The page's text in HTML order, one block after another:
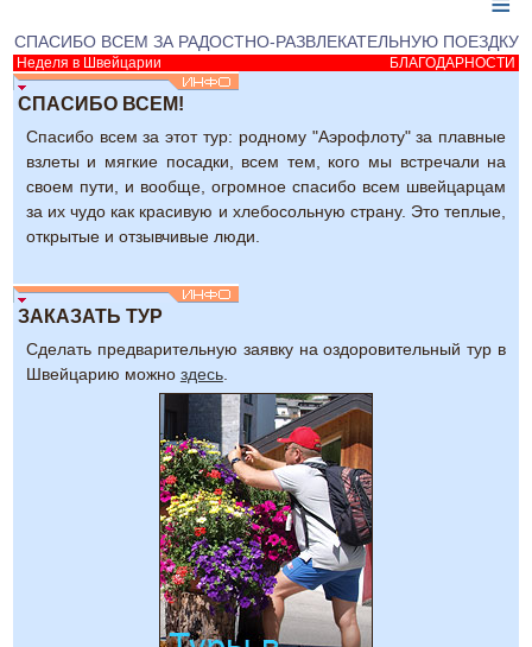
СПАСИБО ВСЕМ ЗА РАДОСТНО-РАЗВЛЕКАТЕЛЬНУЮ ПОЕЗДКУ
Неделя в Швейцарии БЛАГОДАРНОСТИ
СПАСИБО ВСЕМ!
Спасибо всем за этот тур: родному "Аэрофлоту" за плавные
взлеты и мягкие посадки, всем тем, кого мы встречали на
своем пути, и вообще, огромное спасибо всем швейцарцам
за их чудо как красивую и хлебосольную страну. Это теплые,
открытые и отзывчивые люди.
ЗАКАЗАТЬ ТУР
Сделать предварительную заявку на оздоровительный тур в
Швейцарию можно здесь.